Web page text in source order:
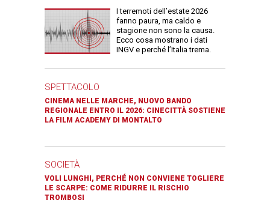
I terremoti dell’estate 2026
fanno paura, ma caldo e
stagione non sono la causa.
Ecco cosa mostrano i dati
INGV e perché l’Italia trema.
SPETTACOLO
CINEMA NELLE MARCHE, NUOVO BANDO
REGIONALE ENTRO IL 2026: CINECITTÀ SOSTIENE
LA FILM ACADEMY DI MONTALTO
SOCIETÀ
VOLI LUNGHI, PERCHÉ NON CONVIENE TOGLIERE
LE SCARPE: COME RIDURRE IL RISCHIO
TROMBOSI